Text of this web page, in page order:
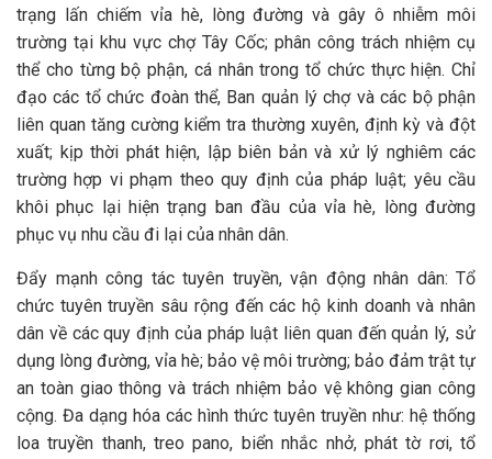
trạng lấn chiếm vỉa hè, lòng đường và gây ô nhiễm môi
trường tại khu vực chợ Tây Cốc; phân công trách nhiệm cụ
thể cho từng bộ phận, cá nhân trong tổ chức thực hiện. Chỉ
đạo các tổ chức đoàn thể, Ban quản lý chợ và các bộ phận
liên quan tăng cường kiểm tra thường xuyên, định kỳ và đột
xuất; kịp thời phát hiện, lập biên bản và xử lý nghiêm các
trường hợp vi phạm theo quy định của pháp luật; yêu cầu
khôi phục lại hiện trạng ban đầu của vỉa hè, lòng đường
phục vụ nhu cầu đi lại của nhân dân.
Đẩy mạnh công tác tuyên truyền, vận động nhân dân: Tổ
chức tuyên truyền sâu rộng đến các hộ kinh doanh và nhân
dân về các quy định của pháp luật liên quan đến quản lý, sử
dụng lòng đường, vỉa hè; bảo vệ môi trường; bảo đảm trật tự
an toàn giao thông và trách nhiệm bảo vệ không gian công
cộng. Đa dạng hóa các hình thức tuyên truyền như: hệ thống
loa truyền thanh, treo pano, biển nhắc nhở, phát tờ rơi, tổ